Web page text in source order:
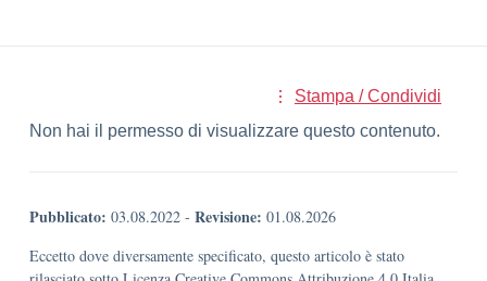
Stampa / Condividi
Non hai il permesso di visualizzare questo contenuto.
Pubblicato: 03.08.2022 - Revisione: 01.08.2026
Eccetto dove diversamente specificato, questo articolo è stato